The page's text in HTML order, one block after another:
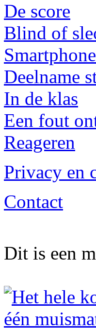
De score
Blind of
Deelname
In de klas
Een fout
Reageren
Privacy en
Contact
Dit is een